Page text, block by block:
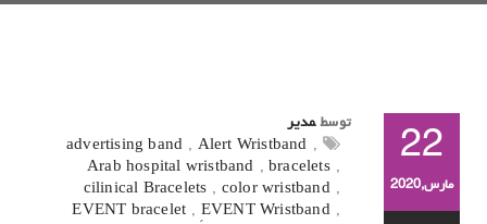
22
مارس,2020
توسط مدیر
advertising band , Alert Wristband ,
Arab hospital wristband , bracelets ,
cilinical Bracelets , color wristband ,
EVENT bracelet , ٍEVENT Wristband ,